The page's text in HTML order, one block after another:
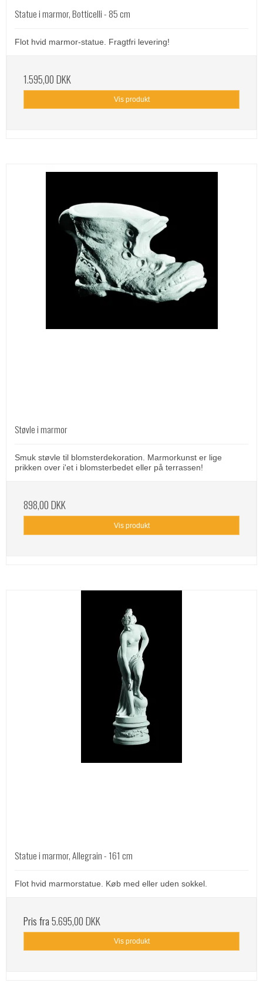
Statue i marmor, Botticelli - 85 cm
Flot hvid marmor-statue. Fragtfri levering!
1.595,00 DKK
Vis produkt
Støvle i marmor
Smuk støvle til blomsterdekoration. Marmorkunst er lige
prikken over i'et i blomsterbedet eller på terrassen!
898,00 DKK
Vis produkt
Statue i marmor, Allegrain - 161 cm
Flot hvid marmorstatue. Køb med eller uden sokkel.
Pris fra5.695,00 DKK
Vis produkt